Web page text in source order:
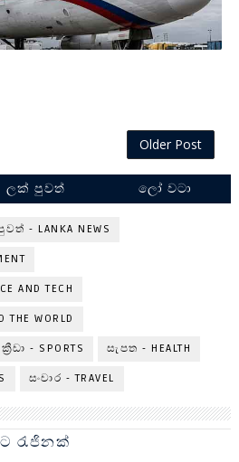
Older Post
ලක් පුවත් ලෝ වටා
- LANKA NEWS
AND TECH
WORLD
ක්‍රීඩා - SPORTS සැපත - HEALTH
සංචාර - TRAVEL
රැජිනක්